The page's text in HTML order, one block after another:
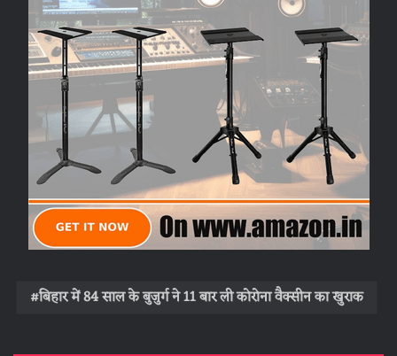
बिहार में 84 साल के बुजुर्ग ने 11 बार ली कोरोना वैक्सीन का खुराक